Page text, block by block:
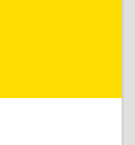
Софт
г,